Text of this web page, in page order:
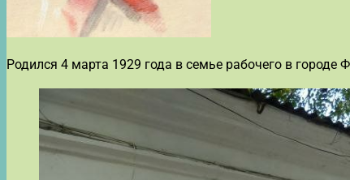
Родился 4 марта 1929 года в семье рабочего в